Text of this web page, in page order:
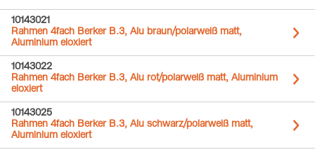
10143021
Rahmen 4fach Berker B.3, Alu braun/polarweiß matt,
Aluminium eloxiert
10143022
Rahmen 4fach Berker B.3, Alu rot/polarweiß matt, Aluminium
eloxiert
10143025
Rahmen 4fach Berker B.3, Alu schwarz/polarweiß matt,
Aluminium eloxiert